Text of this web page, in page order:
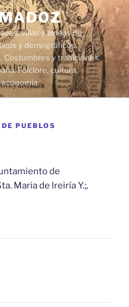
villas y aldeas de
y demográficos.
Costumbres y tradiciones.
Folclore, cultura,
PUEBLOS
de
Maria de lreiría Y.;,